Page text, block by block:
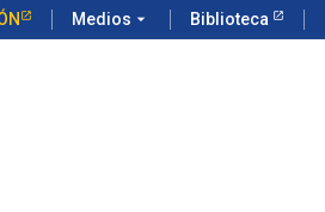
Medios arrow_drop_down Biblioteca